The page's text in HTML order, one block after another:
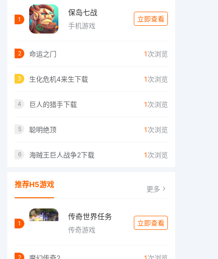
1
保岛七战
手机游戏
立即查看
2 命运之门 1次浏览
3 生化危机4来生下载 1次浏览
4 巨人的猎手下载 1次浏览
5 聪明绝顶 1次浏览
6 海贼王巨人战争2下载 1次浏览
推荐H5游戏 更多
1
传奇世界任务
传奇游戏
立即查看
2